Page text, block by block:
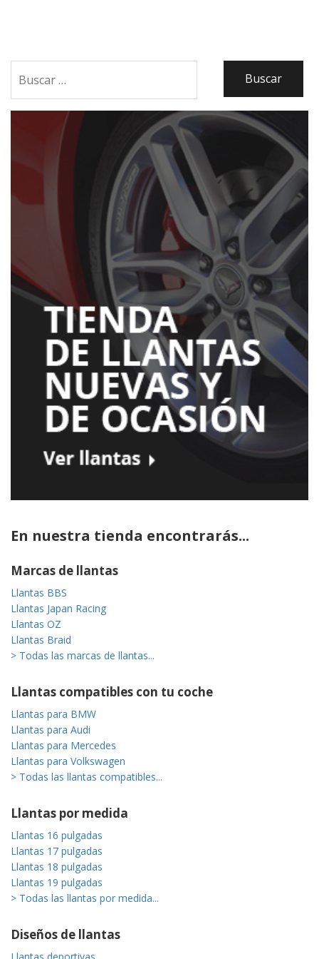
En nuestra tienda encontrarás...
Marcas de llantas
Llantas BBS
Llantas Japan Racing
Llantas OZ
Llantas Braid
> Todas las marcas de llantas...
Llantas compatibles con tu coche
Llantas para BMW
Llantas para Audi
Llantas para Mercedes
Llantas para Volkswagen
> Todas las llantas compatibles...
Llantas por medida
Llantas 16 pulgadas
Llantas 17 pulgadas
Llantas 18 pulgadas
Llantas 19 pulgadas
> Todas las llantas por medida...
Diseños de llantas